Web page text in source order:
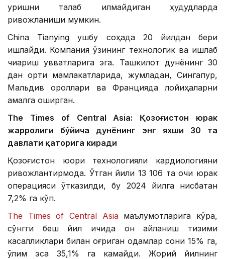
қуришни талаб қилмайдиган ҳудудларда
ривожланиши мумкин.
China Tianying ушбу соҳада 20 йилдан бери
ишлайди. Компания ўзининг технологик ва ишлаб
чиқариш қувватларига эга. Ташкилот дунёнинг 30
дан ортиқ мамлакатларида, жумладан, Сингапур,
Мальдив ороллари ва Францияда лойиҳаларни
амалга оширган.
The Times of Central Asia: Қозоғистон юрак
жарроҳлиги бўйича дунёнинг энг яхши 30 та
давлати қаторига киради
Қозоғистон юқори технологияли кардиологияни
ривожлантирмоқда. Ўтган йили 13 106 та очиқ юрак
операцияси ўтказилди, бу 2024 йилга нисбатан
7,2% га кўп.
The Times of Central Asia маълумотларига кўра,
сўнгги беш йил ичида қон айланиш тизими
касалликлари билан оғриган одамлар сони 15% га,
ўлим эса 35,1% га камайди. Жорий йилнинг